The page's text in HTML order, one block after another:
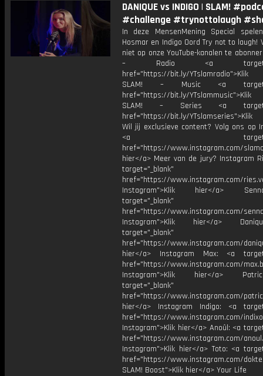
DANIQUE vs INDIGO | SLAM!
#challenge #trynottolaugh
In deze MensenMening Special
Hosmar en Indigo Oord Try not to laugh!
niet op onze YouTube-kanalen te
– Radio <a
href="https://bit.ly/
SLAM! – Music <a
href="https://bit.ly/
SLAM! – Series <a
href="https://bit.ly/
Wil jij exclusieve content? Volg ons op
<a
href="https://www.instagram.com/
hier</a> Meer van de jury? Instagram
target="_blank"
href="https://www.instagram.com/
Instagram">Klik hier</a>
target="_blank"
href="https://www.instagram.com/
Instagram">Klik hier</a>
target="_blank"
href="https://www.instagram.com/
hier</a> Instagram Max: <a
href="https://www.instagram.com/
Instagram">Klik hier</a>
target="_blank"
href="https://www.instagram.com/
hier</a> Instagram Indigo: <a
href="https://www.instagram.com/
Instagram">Klik hier</a> Anoûl: <a
href="https://www.instagram.com/
Instagram">Klik hier</a> Toto: <a
href="https://www.instagram.com/
SLAM! Boost">Klik hier</a> Your Life